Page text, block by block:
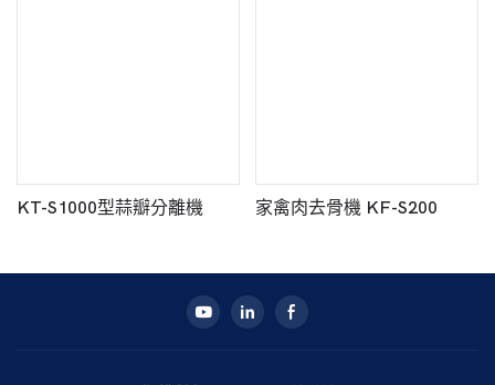
KT-S1000型蒜瓣分離機 家禽肉去骨機 KF-S200